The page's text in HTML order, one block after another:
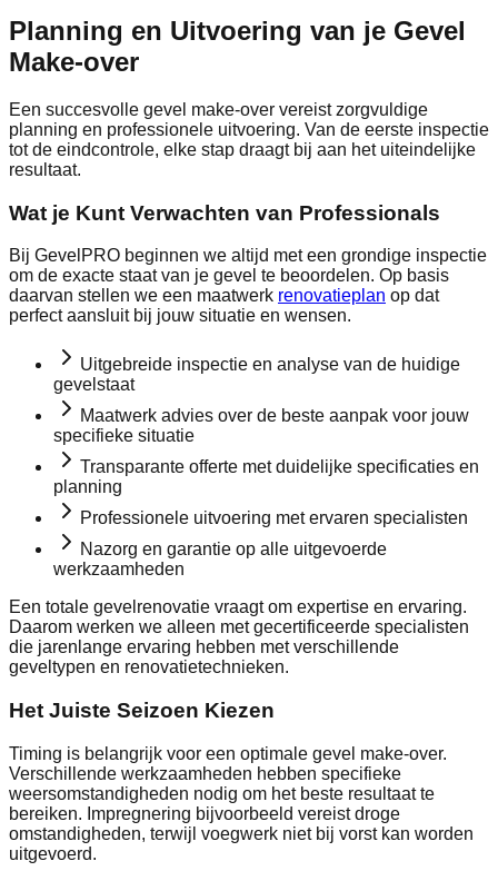
Planning en Uitvoering van je Gevel
Make-over
Een succesvolle gevel make-over vereist zorgvuldige
planning en professionele uitvoering. Van de eerste inspectie
tot de eindcontrole, elke stap draagt bij aan het uiteindelijke
resultaat.
Wat je Kunt Verwachten van Professionals
Bij GevelPRO beginnen we altijd met een grondige inspectie
om de exacte staat van je gevel te beoordelen. Op basis
daarvan stellen we een maatwerk renovatieplan op dat
perfect aansluit bij jouw situatie en wensen.
Uitgebreide inspectie en analyse van de huidige
gevelstaat
Maatwerk advies over de beste aanpak voor jouw
specifieke situatie
Transparante offerte met duidelijke specificaties en
planning
Professionele uitvoering met ervaren specialisten
Nazorg en garantie op alle uitgevoerde
werkzaamheden
Een totale gevelrenovatie vraagt om expertise en ervaring.
Daarom werken we alleen met gecertificeerde specialisten
die jarenlange ervaring hebben met verschillende
geveltypen en renovatietechnieken.
Het Juiste Seizoen Kiezen
Timing is belangrijk voor een optimale gevel make-over.
Verschillende werkzaamheden hebben specifieke
weersomstandigheden nodig om het beste resultaat te
bereiken. Impregnering bijvoorbeeld vereist droge
omstandigheden, terwijl voegwerk niet bij vorst kan worden
uitgevoerd.